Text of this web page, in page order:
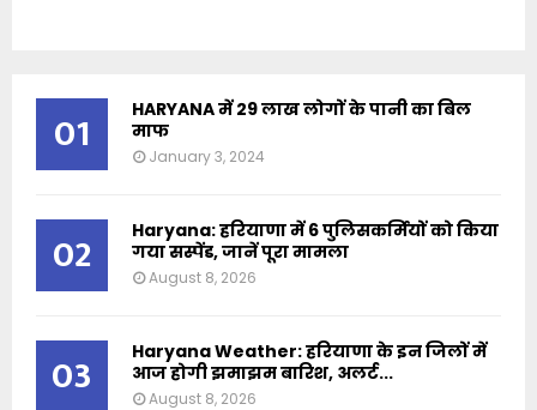
01
HARYANA में 29 लाख लोगों के पानी का बिल
माफ
January 3, 2024
02
Haryana: हरियाणा में 6 पुलिसकर्मियों को किया
गया सस्पेंड, जानें पूरा मामला
August 8, 2026
03
Haryana Weather: हरियाणा के इन जिलों में
आज होगी झमाझम बारिश, अलर्ट...
August 8, 2026